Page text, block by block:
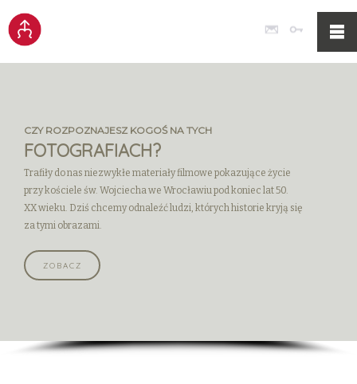
Poczta
CZY ROZPOZNAJESZ KOGOŚ NA TYCH
FOTOGRAFIACH?
Trafiły do nas niezwykłe materiały filmowe pokazujące życie
przy kościele św. Wojciecha we Wrocławiu pod koniec lat 50.
XX wieku. Dziś chcemy odnaleźć ludzi, których historie kryją się
za tymi obrazami.
ZOBACZ